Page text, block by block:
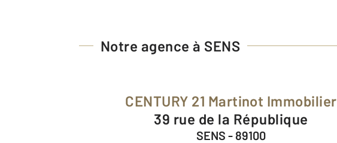
Notre agence à SENS
CENTURY 21 Martinot Immobilier
39 rue de la République
SENS - 89100